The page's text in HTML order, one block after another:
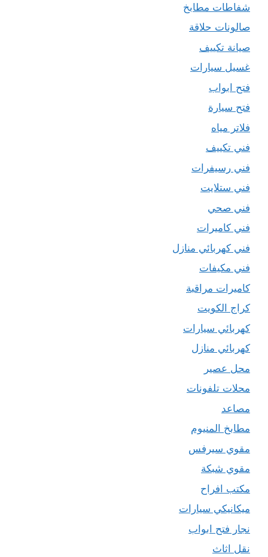
شفاطات مطابخ
صالونات حلاقة
صيانة تكييف
غسيل سيارات
فتح ابواب
فتح سيارة
فلاتر مياه
فني تكييف
فني رسيفرات
فني ستلايت
فني صحي
فني كاميرات
فني كهربائي منازل
فني مكيفات
كاميرات مراقبة
كراج الكويت
كهربائي سيارات
كهربائي منازل
محل عصير
محلات تلفونات
مصاعد
مطابخ المنيوم
مقوي سيرفس
مقوي شبكة
مكتب افراح
ميكانيكي سيارات
نجار فتح ابواب
نقل اثاث